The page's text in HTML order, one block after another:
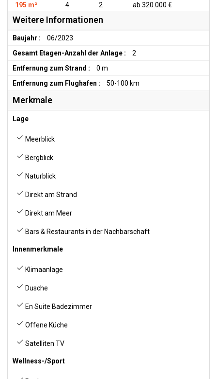
195 m²
4 2 ab 320.000 €
Weitere Informationen
Baujahr :
06/2023
Gesamt Etagen-Anzahl der Anlage :
2
Entfernung zum Strand :
0 m
Entfernung zum Flughafen :
50-100 km
Merkmale
Lage
Meerblick
Bergblick
Naturblick
Direkt am Strand
Direkt am Meer
Bars & Restaurants in der Nachbarschaft
Innenmerkmale
Klimaanlage
Dusche
En Suite Badezimmer
Offene Küche
Satelliten TV
Wellness-/Sport